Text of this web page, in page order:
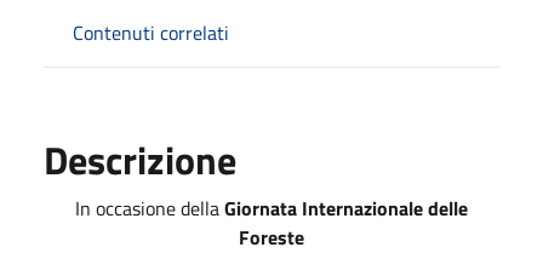
Contenuti correlati
Descrizione
In occasione dellaGiornata Internazionale delle
Foreste